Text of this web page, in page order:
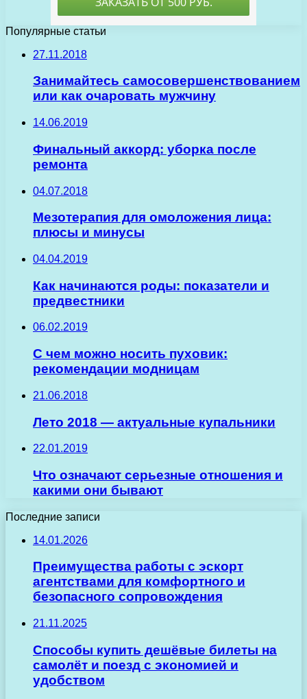
Популярные статьи
27.11.2018
Занимайтесь самосовершенствованием
или как очаровать мужчину
14.06.2019
Финальный аккорд: уборка после
ремонта
04.07.2018
Мезотерапия для омоложения лица:
плюсы и минусы
04.04.2019
Как начинаются роды: показатели и
предвестники
06.02.2019
С чем можно носить пуховик:
рекомендации модницам
21.06.2018
Лето 2018 — актуальные купальники
22.01.2019
Что означают серьезные отношения и
какими они бывают
Последние записи
14.01.2026
Преимущества работы с эскорт
агентствами для комфортного и
безопасного сопровождения
21.11.2025
Способы купить дешёвые билеты на
самолёт и поезд с экономией и
удобством